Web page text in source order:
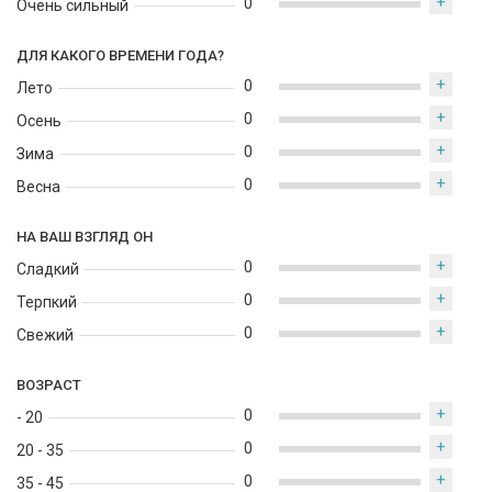
Очень сильный
ДЛЯ КАКОГО ВРЕМЕНИ ГОДА?
Лето
Осень
Зима
Весна
0 +
0 +
0 +
0 +
НА ВАШ ВЗГЛЯД ОН
Сладкий
Терпкий
Свежий
0 +
0 +
0 +
ВОЗРАСТ
- 20
20 - 35
35 - 45
0 +
0 +
0 +